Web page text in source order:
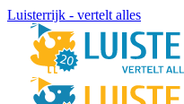
Luisterrijk - vertelt alles